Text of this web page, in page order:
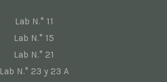
Lab N.° 11
Lab N.° 15
Lab N.° 21
Lab N.° 23 y 23 A